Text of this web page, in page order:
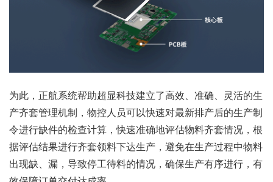
为此，正航系统帮助超显科技建立了高效、准确、灵活的生
产齐套管理机制，物控人员可以快速对最新排产后的生产制
令进行缺件的检查计算，快速准确地评估物料齐套情况，根
据评估结果进行齐套领料下达生产，避免在生产过程中物料
出现缺、漏，导致停工待料的情况，确保生产有序进行，有